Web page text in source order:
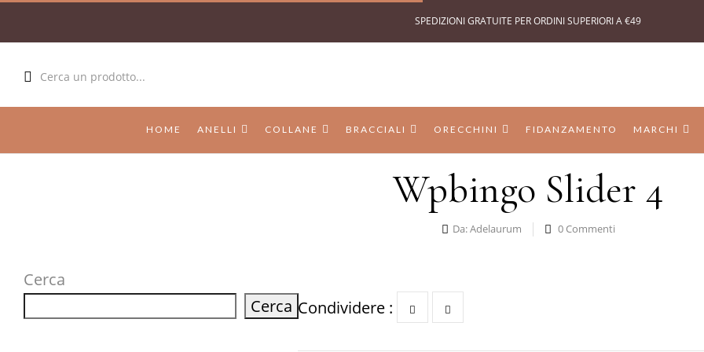
SPEDIZIONI GRATUITE PER ORDINI SUPERIORI A €49
Cerca un prodotto...
HOME ANELLI COLLANE BRACCIALI ORECCHINI FIDANZAMENTO MARCHI
Wpbingo Slider 4
Da:Adelaurum 0Commenti
Cerca
Cerca Condividere :